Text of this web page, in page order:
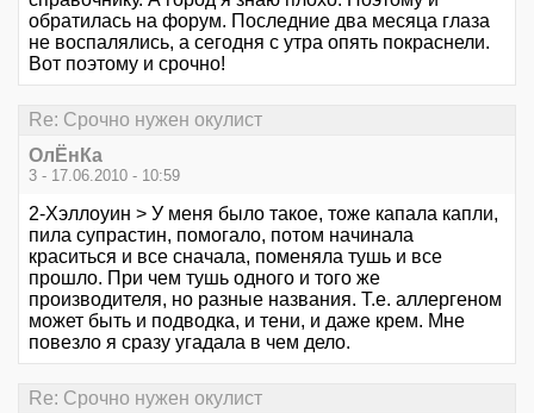
обратилась на форум. Последние два месяца глаза
не воспалялись, а сегодня с утра опять покраснели.
Вот поэтому и срочно!
Re: Срочно нужен окулист
ОлЁнКа
3 - 17.06.2010 - 10:59
2-Хэллоуин > У меня было такое, тоже капала капли,
пила супрастин, помогало, потом начинала
краситься и все сначала, поменяла тушь и все
прошло. При чем тушь одного и того же
производителя, но разные названия. Т.е. аллергеном
может быть и подводка, и тени, и даже крем. Мне
повезло я сразу угадала в чем дело.
Re: Срочно нужен окулист